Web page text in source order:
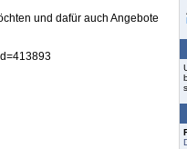
und dafür auch Angebote